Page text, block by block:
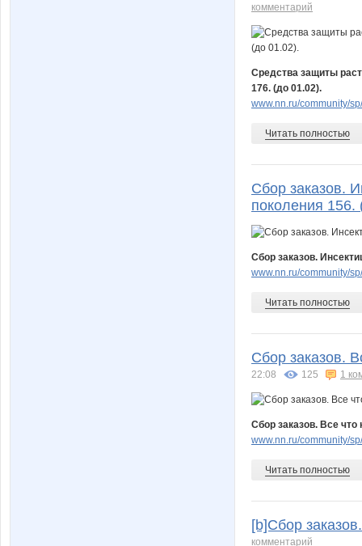
комментарий
Средства защиты
176. (до 01.02).
www.nn.ru/community/
Читать полностью
Сбор заказов.
поколения 156.
Сбор заказов.
www.nn.ru/community/
Читать полностью
Сбор заказов.
22:08 125 1
Сбор заказов. Все что
www.nn.ru/community/
Читать полностью
[b]Сбор
комментарий